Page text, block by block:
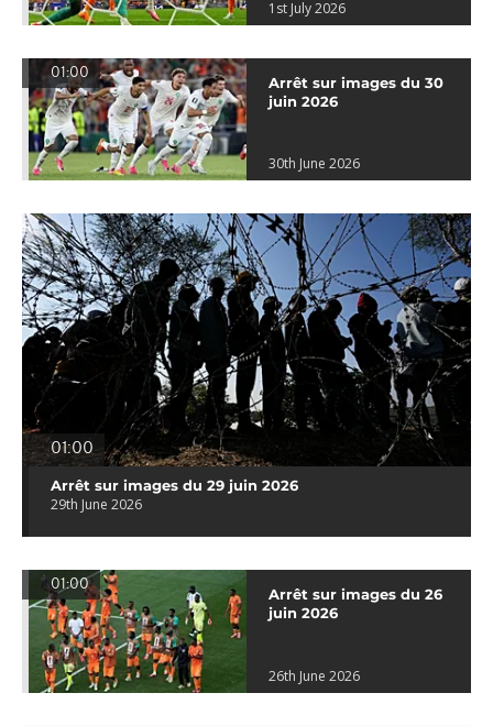
1st July 2026
01:00
Arrêt sur images du 30
juin 2026
30th June 2026
01:00
Arrêt sur images du 29 juin 2026
29th June 2026
01:00
Arrêt sur images du 26
juin 2026
26th June 2026